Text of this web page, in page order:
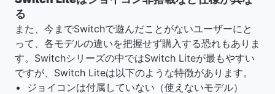
る
また、今までSwitchで遊んだことがないユーザーにと
って、各モデルの違いを把握せず購入する恐れもありま
す。Switchシリーズの中ではSwitch Liteが最もやすい
ですが、Switch Liteは以下のような特徴があります。
ジョイコンは付属していない（使えないモデル）